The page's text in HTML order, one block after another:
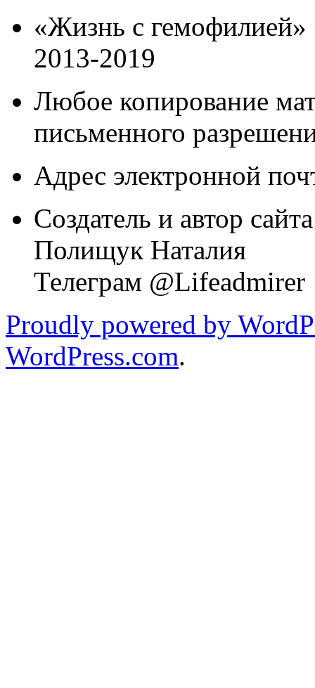
«Жизнь с гемофилией»
2013-2019
Любое копирование
письменного
Адрес электронной
Создатель и автор сайта
Полищук Наталия
Телеграм @Lifeadmirer
Proudly powered by
WordPress.com.